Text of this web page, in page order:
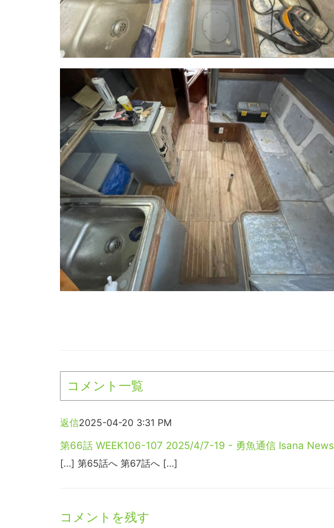
コメント一覧
返信2025-04-20 3:31 PM
第66話 WEEK106-107 2025/4/7-19 - 勇魚通信 Isana News
[…] 第65話へ 第67話へ […]
コメントを残す